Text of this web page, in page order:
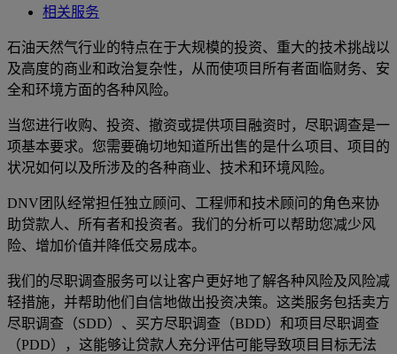
相关服务
石油天然气行业的特点在于大规模的投资、重大的技术挑战以
及高度的商业和政治复杂性，从而使项目所有者面临财务、安
全和环境方面的各种风险。
当您进行收购、投资、撤资或提供项目融资时，尽职调查是一
项基本要求。您需要确切地知道所出售的是什么项目、项目的
状况如何以及所涉及的各种商业、技术和环境风险。
DNV团队经常担任独立顾问、工程师和技术顾问的角色来协
助贷款人、所有者和投资者。我们的分析可以帮助您减少风
险、增加价值并降低交易成本。
我们的尽职调查服务可以让客户更好地了解各种风险及风险减
轻措施，并帮助他们自信地做出投资决策。这类服务包括卖方
尽职调查（SDD）、买方尽职调查（BDD）和项目尽职调查
（PDD），这能够让贷款人充分评估可能导致项目目标无法